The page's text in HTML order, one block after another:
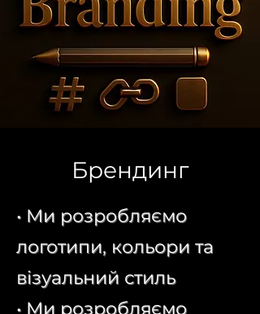
Брендинг
• Ми розробляємо
логотипи, кольори та
візуальний стиль
• Ми розробляємо